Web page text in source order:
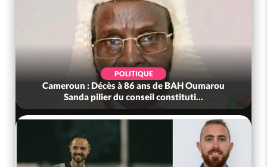
POLITIQUE
Cameroun : Décès à 86 ans de BAH Oumarou
Sanda pilier du conseil constituti...